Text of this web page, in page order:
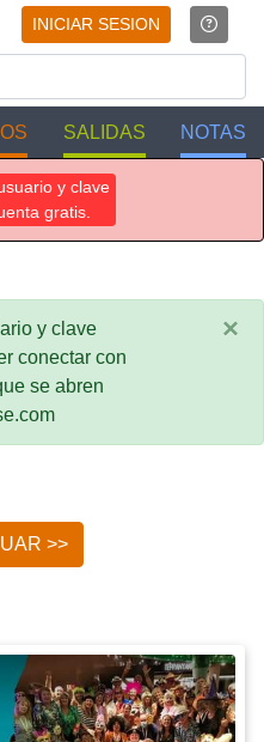
INICIAR SESION
SALIDAS NOTAS
y clave
gratis.
y clave
conectar con
se abren
×
>>